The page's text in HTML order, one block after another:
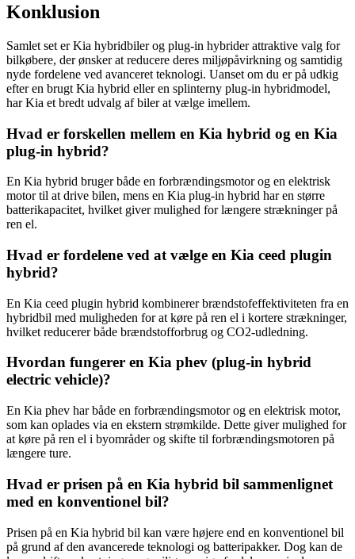
Konklusion
Samlet set er Kia hybridbiler og plug-in hybrider attraktive valg for
bilkøbere, der ønsker at reducere deres miljøpåvirkning og samtidig
nyde fordelene ved avanceret teknologi. Uanset om du er på udkig
efter en brugt Kia hybrid eller en splinterny plug-in hybridmodel,
har Kia et bredt udvalg af biler at vælge imellem.
Hvad er forskellen mellem en Kia hybrid og en Kia
plug-in hybrid?
En Kia hybrid bruger både en forbrændingsmotor og en elektrisk
motor til at drive bilen, mens en Kia plug-in hybrid har en større
batterikapacitet, hvilket giver mulighed for længere strækninger på
ren el.
Hvad er fordelene ved at vælge en Kia ceed plugin
hybrid?
En Kia ceed plugin hybrid kombinerer brændstofeffektiviteten fra en
hybridbil med muligheden for at køre på ren el i kortere strækninger,
hvilket reducerer både brændstofforbrug og CO2-udledning.
Hvordan fungerer en Kia phev (plug-in hybrid
electric vehicle)?
En Kia phev har både en forbrændingsmotor og en elektrisk motor,
som kan oplades via en ekstern strømkilde. Dette giver mulighed for
at køre på ren el i byområder og skifte til forbrændingsmotoren på
længere ture.
Hvad er prisen på en Kia hybrid bil sammenlignet
med en konventionel bil?
Prisen på en Kia hybrid bil kan være højere end en konventionel bil
på grund af den avancerede teknologi og batteripakker. Dog kan de